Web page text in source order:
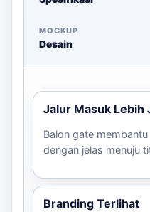
MOCKUP
Desain
Jalur Masuk Lebih
Balon gate
dengan jelas menuju
Branding Terlihat